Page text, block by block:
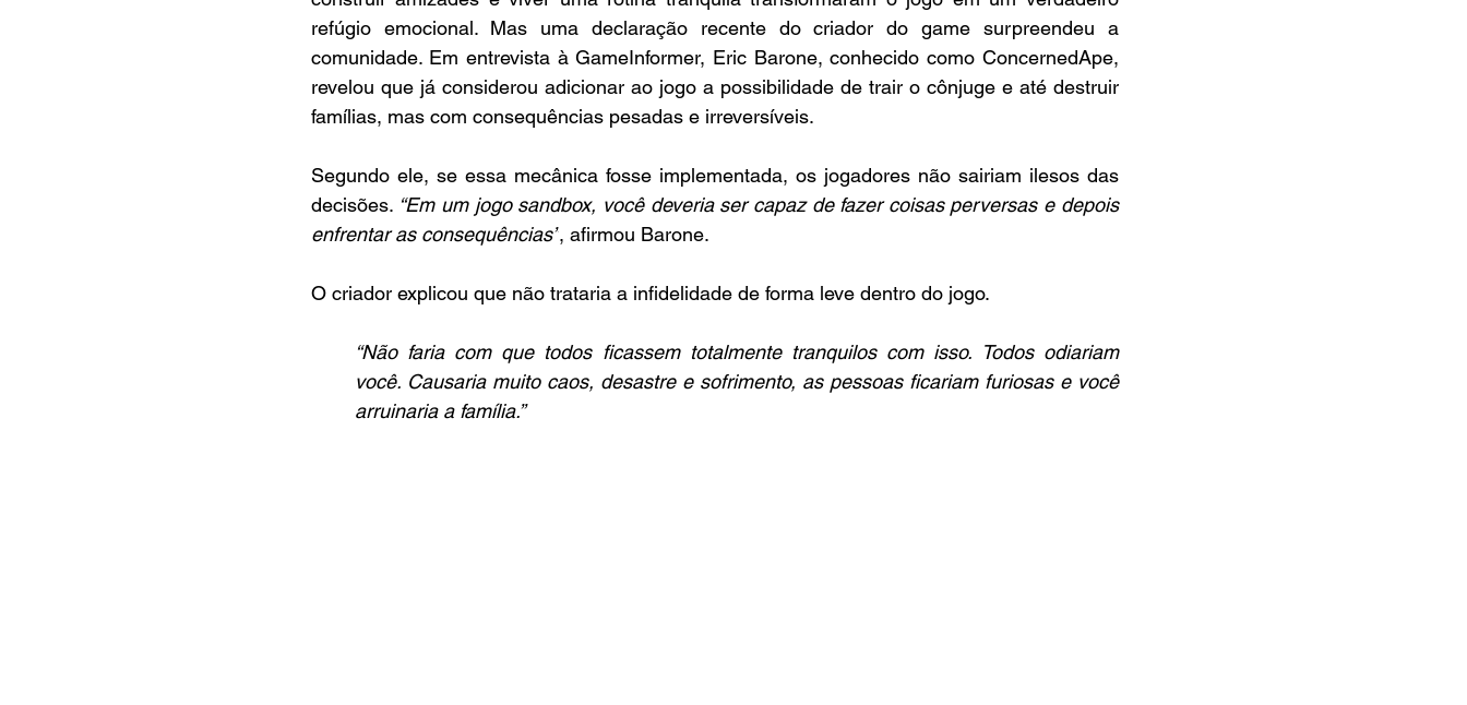
refúgio emocional. Mas uma declaração recente do criador do game surpreendeu a
comunidade. Em entrevista à GameInformer, Eric Barone, conhecido como ConcernedApe,
revelou que já considerou adicionar ao jogo a possibilidade de trair o cônjuge e até destruir
famílias, mas com consequências pesadas e irreversíveis.
Segundo ele, se essa mecânica fosse implementada, os jogadores não sairiam ilesos das
decisões. “Em um jogo sandbox, você deveria ser capaz de fazer coisas perversas e depois
enfrentar as consequências”, afirmou Barone.
O criador explicou que não trataria a infidelidade de forma leve dentro do jogo.
“Não faria com que todos ficassem totalmente tranquilos com isso. Todos odiariam
você. Causaria muito caos, desastre e sofrimento, as pessoas ficariam furiosas e você
arruinaria a família.”